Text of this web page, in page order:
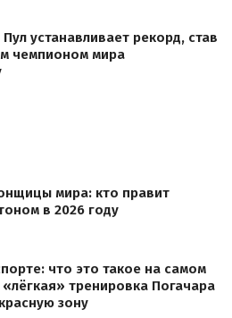
устанавливает рекорд, став
чемпионом мира
мира: кто правит
в 2026 году
что это такое на самом
тренировка Погачара
зону